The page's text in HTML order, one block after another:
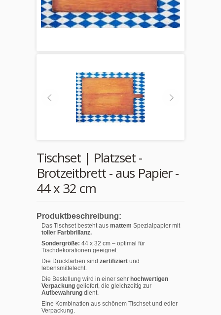
Tischset | Platzset -
Brotzeitbrett - aus Papier -
44 x 32 cm
Produktbeschreibung:
Das Tischset besteht aus mattem Spezialpapier mit
toller Farbbrillanz.
Sondergröße: 44 x 32 cm – optimal für
Tischdekorationen geeignet.
Die Druckfarben sind zertifiziert und
lebensmittelecht.
Die Bestellung wird in einer sehr hochwertigen
Verpackung geliefert, die gleichzeitig zur
Aufbewahrung dient.
Eine Kombination aus schönem Tischset und edler
Verpackung.